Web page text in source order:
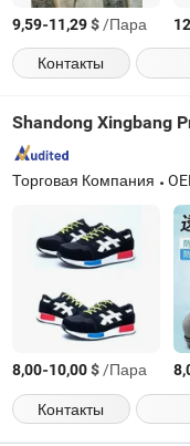
9,59-11,29$/Пара
Контакты
Shandong Xingbang
Торговая Компания
8,00-10,00$/Пара
Контакты